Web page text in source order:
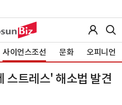
사이언스조선 문화 오피니언
스트레스' 해소법 발견